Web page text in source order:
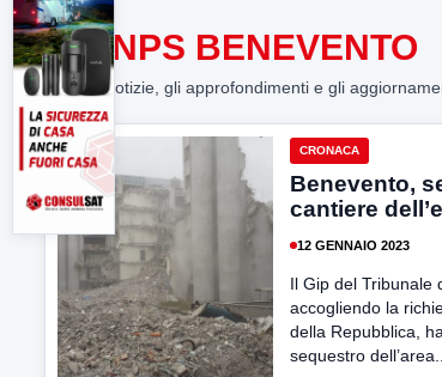
EX INPS BENEVENTO
Tutte le notizie, gli approfondimenti e gli
CRONACA
Benevento,
cantiere
12 GENNAIO 2023
Il Gip del Tribunale
accogliendo la
della Repubblica,
sequestro dell’area...